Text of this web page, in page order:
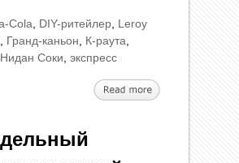
Cola DIY-ритейлер Leroy
Гранд-каньон К-раута
Нидан Соки экспресс